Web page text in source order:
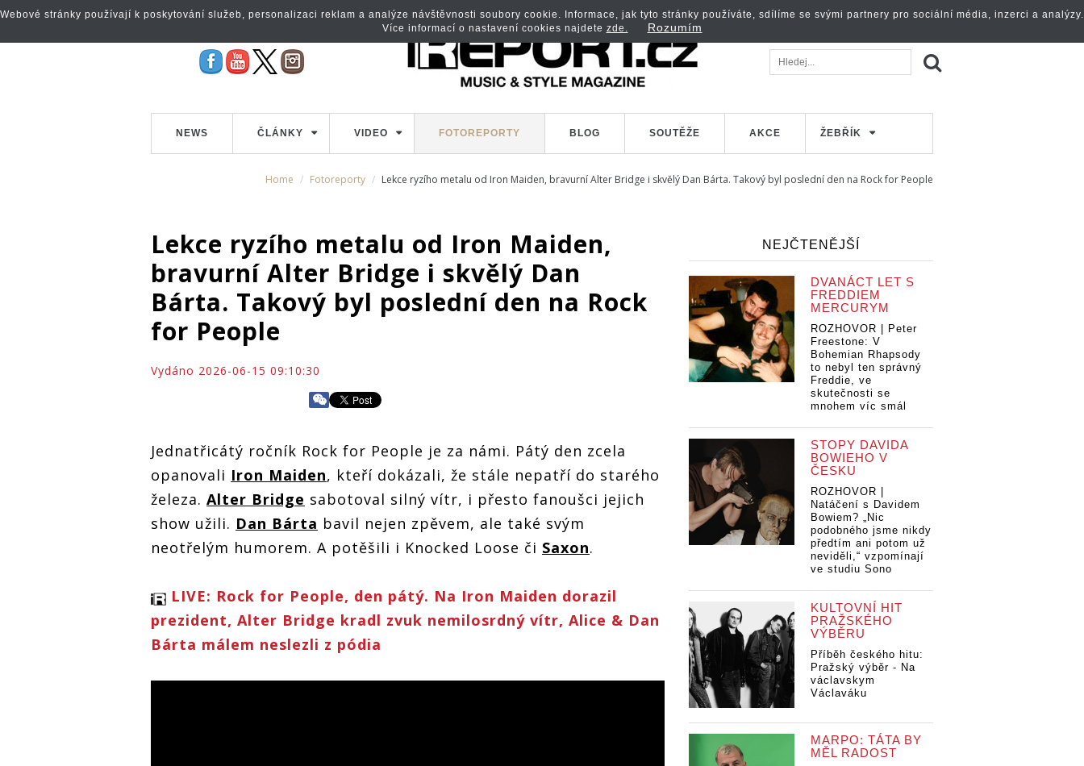
NEWS ČLÁNKY VIDEO FOTOREPORTY BLOG SOUTĚŽE AKCE ŽEBŘÍK
Home Fotoreporty Lekce ryzího metalu od Iron Maiden, bravurní Alter Bridge i skvělý Dan Bárta. Takový byl poslední den na Rock for People
Lekce ryzího metalu od Iron Maiden,
bravurní Alter Bridge i skvělý Dan
Bárta. Takový byl poslední den na Rock
for People
Vydáno 2026-06-15 09:10:30
Jednatřicátý ročník Rock for People je za námi. Pátý den zcela
opanovali Iron Maiden, kteří dokázali, že stále nepatří do starého
železa. Alter Bridge sabotoval silný vítr, i přesto fanoušci jejich
show užili. Dan Bárta bavil nejen zpěvem, ale také svým
neotřelým humorem. A potěšili i Knocked Loose či Saxon.
LIVE: Rock for People, den pátý. Na Iron Maiden dorazil
prezident, Alter Bridge kradl zvuk nemilosrdný vítr, Alice & Dan
Bárta málem neslezli z pódia
NEJČTENĚJŠÍ
DVANÁCT LET S
FREDDIEM
MERCURYM
ROZHOVOR | Peter
Freestone: V
Bohemian Rhapsody
to nebyl ten správný
Freddie, ve
skutečnosti se
mnohem víc smál
STOPY DAVIDA
BOWIEHO V
ČESKU
ROZHOVOR |
Natáčení s Davidem
Bowiem? „Nic
podobného jsme nikdy
předtím ani potom už
neviděli,“ vzpomínají
ve studiu Sono
KULTOVNÍ HIT
PRAŽSKÉHO
VÝBĚRU
Příběh českého hitu:
Pražský výběr - Na
václavskym
Václaváku
MARPO: TÁTA BY
MĚL RADOST
Webové stránky používají k poskytování služeb, personalizaci reklam a analýze návštěvnosti soubory cookie. Informace, jak tyto stránky používáte, sdílíme se svými partnery pro sociální média, inzerci a analýzy.
Více informací o nastavení cookies najdete zde. Rozumím